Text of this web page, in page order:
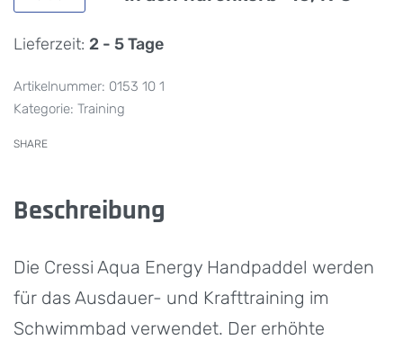
Lieferzeit: 2 - 5 Tage
0153 10 1
Kategorie: Training
SHARE
Beschreibung
Die Cressi Aqua Energy Handpaddel werden
für das Ausdauer- und Krafttraining im
Schwimmbad verwendet. Der erhöhte